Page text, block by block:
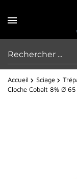
Accueil Sciage
Cloche Cobalt 8% Ø